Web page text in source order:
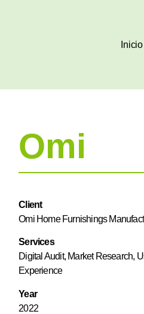
Inicio
Omi
Client
Omi Home Furnishings
Services
Digital Audit, Market Research,
Experience
Year
2022